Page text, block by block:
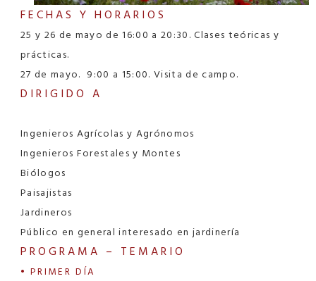
FECHAS Y HORARIOS
25 y 26 de mayo de 16:00 a 20:30. Clases teóricas y
prácticas.
27 de mayo. 9:00 a 15:00. Visita de campo.
DIRIGIDO A
Ingenieros Agrícolas y Agrónomos
Ingenieros Forestales y Montes
Biólogos
Paisajistas
Jardineros
Público en general interesado en jardinería
PROGRAMA – TEMARIO
• PRIMER DÍA